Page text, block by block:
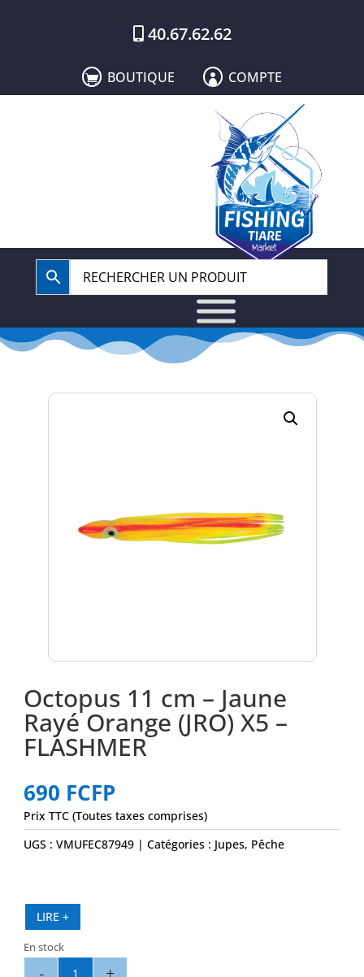
40.67.62.62
 BOUTIQUE  COMPTE
Octopus 11 cm – Jaune
Rayé Orange (JRO) X5 –
FLASHMER
690 FCFP
Prix TTC (Toutes taxes comprises)
UGS :VMUFEC87949 Catégories : Jupes, Pêche
LIRE +
En stock